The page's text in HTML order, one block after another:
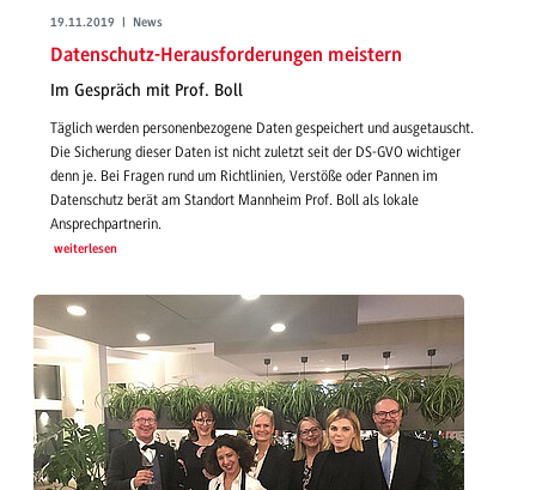
19.11.2019 | News
Datenschutz-Herausforderungen meistern
Im Gespräch mit Prof. Boll
Täglich werden personenbezogene Daten gespeichert und ausgetauscht.
Die Sicherung dieser Daten ist nicht zuletzt seit der DS-GVO wichtiger
denn je. Bei Fragen rund um Richtlinien, Verstöße oder Pannen im
Datenschutz berät am Standort Mannheim Prof. Boll als lokale
Ansprechpartnerin.
weiterlesen